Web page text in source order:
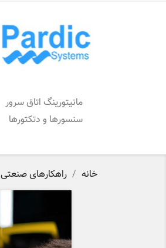
مانیتورینگ اتاق سرور
سنسورها و دتکتورها
خانه راهکارهای صنعتی